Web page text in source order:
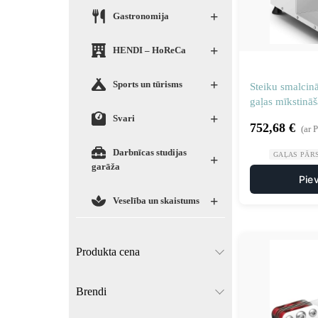
+
Gastronomija
+
HENDI – HoReCa
+
Sports un tūrisms
+
Svari
+
Darbnīcas studijas
garāža
+
Veselība un skaistums
Produkta cena
Brendi
Steiku
gaļas
752,68 € (ar
GAĻAS